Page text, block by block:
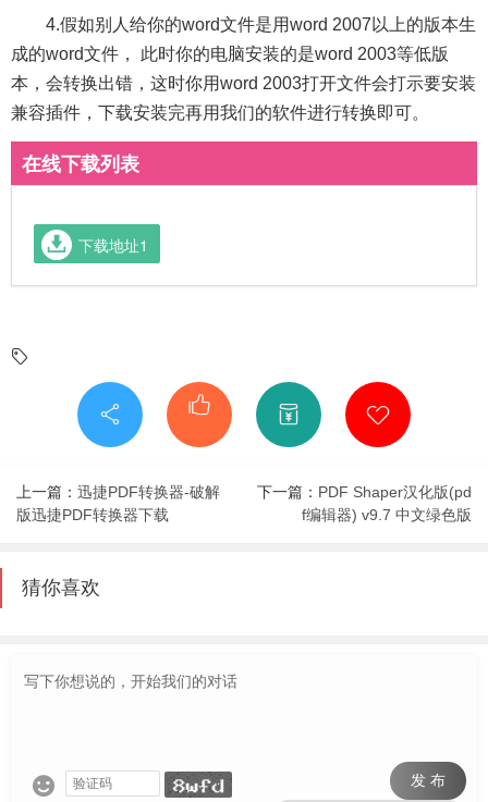
4.假如别人给你的word文件是用word 2007以上的版本生
成的word文件， 此时你的电脑安装的是word 2003等低版
本，会转换出错，这时你用word 2003打开文件会打示要安装
兼容插件，下载安装完再用我们的软件进行转换即可。
在线下载列表
下载地址1
上一篇： 迅捷PDF转换器-破解
版迅捷PDF转换器下载
下一篇： PDF Shaper汉化版(pd
f编辑器) v9.7 中文绿色版
猜你喜欢
 发 布